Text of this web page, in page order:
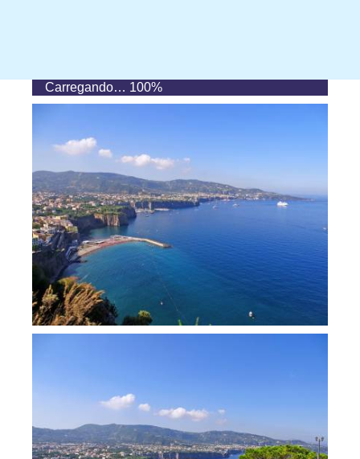
Carregando… 100%